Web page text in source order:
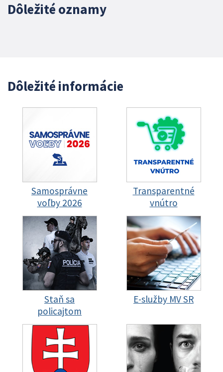
Dôležité oznamy
Dôležité informácie
Samosprávne
voľby 2026
Transparentné
vnútro
Staň sa
policajtom
E-služby MV SR